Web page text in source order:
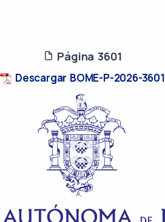
Página 3601
Descargar BOME-P-2026-3601